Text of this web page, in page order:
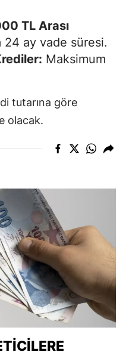
TL Arası
24 ay vade süresi.
Maksimum
tutarına göre
olacak.